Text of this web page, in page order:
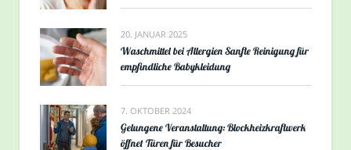
20. JANUAR 2025
Waschmittel bei Allergien Sanfte Reinigung für
empfindliche Babykleidung
7. OKTOBER 2024
Gelungene Veranstaltung: Blockheizkraftwerk
öffnet Türen für Besucher